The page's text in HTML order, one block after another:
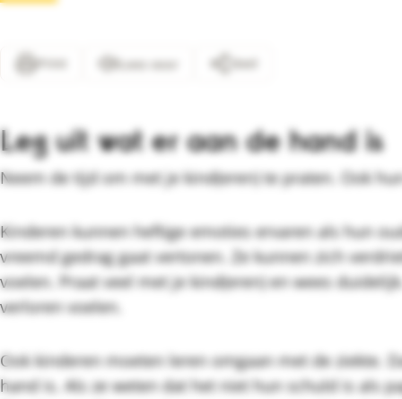
Print Lees voor Deel
Leg uit wat er aan de hand is
Neem de tijd om met je kind(eren) te praten. Ook
Kinderen kunnen heftige emoties ervaren als hun
vreemd gedrag gaat vertonen. Ze kunnen zich
voelen. Praat veel met je kind(eren) en wees
verloren voelen.
Ook kinderen moeten leren omgaan met de ziekte.
hand is. Als ze weten dat het niet hun schuld is als